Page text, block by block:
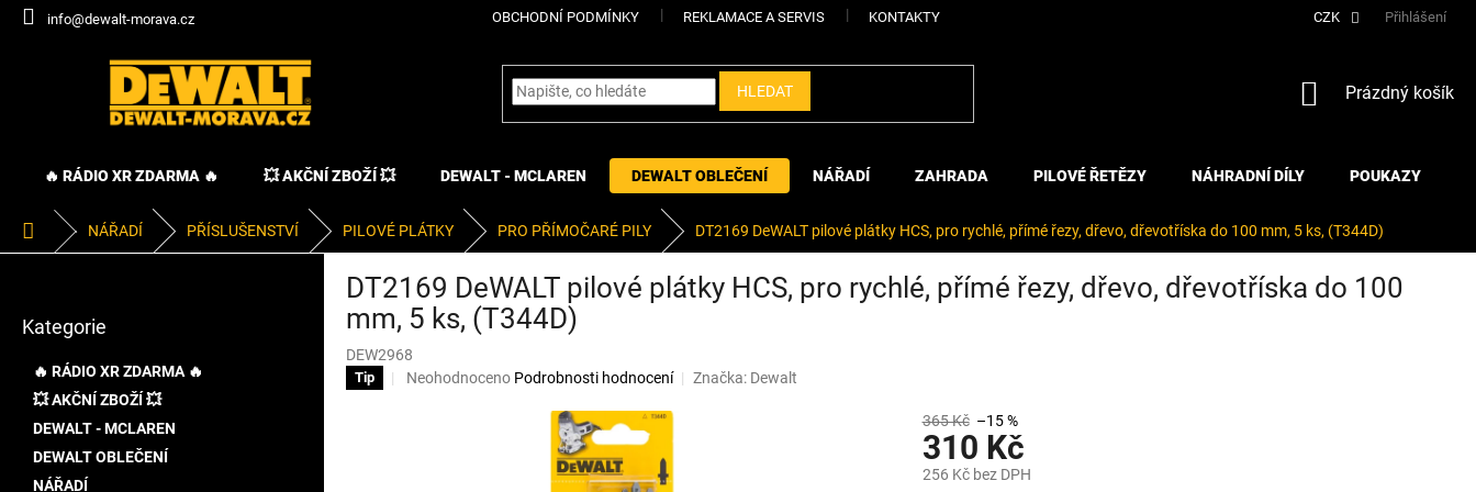
Přejít
info@dewalt-morava.cz OBCHODNÍ PODMÍNKY REKLAMACE A SERVIS KONTAKTY CZK Přihlášení
HLEDAT
NÁKUPNÍ
Prázdný košík
🔥 RÁDIO XR ZDARMA 🔥 💥 AKČNÍ ZBOŽÍ 💥 DEWALT - MCLAREN DEWALT OBLEČENÍ NÁŘADÍ ZAHRADA PILOVÉ ŘETĚZY NÁHRADNÍ DÍLY POUKAZY
Domů NÁŘADÍ PŘÍSLUŠENSTVÍ PILOVÉ PLÁTKY PRO PŘÍMOČARÉ PILY DT2169 DeWALT pilové plátky HCS, pro rychlé, přímé řezy, dřevo, dřevotříska do 100 mm, 5 ks, (T344D)
kategorie
Kategorie
🔥 RÁDIO XR ZDARMA 🔥
💥 AKČNÍ ZBOŽÍ 💥
DEWALT - MCLAREN
DEWALT OBLEČENÍ
NÁŘADÍ
DT2169 DeWALT pilové plátky HCS, pro rychlé, přímé řezy, dřevo, dřevotříska do 100
mm, 5 ks, (T344D)
DEW2968
Tip
Průměrné
Neohodnoceno Podrobnosti hodnocení Značka: Dewalt
365 Kč –15 %
310 Kč
256 Kč bez DPH